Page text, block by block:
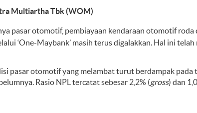
Multiartha Tbk (WOM)
pasar otomotif, pembiayaan kendaraan otomotif
‘One-Maybank’ masih terus digalakkan. Hal ini
pasar otomotif yang melambat turut berdampak
Rasio NPL tercatat sebesar 2,2% (gross) dan